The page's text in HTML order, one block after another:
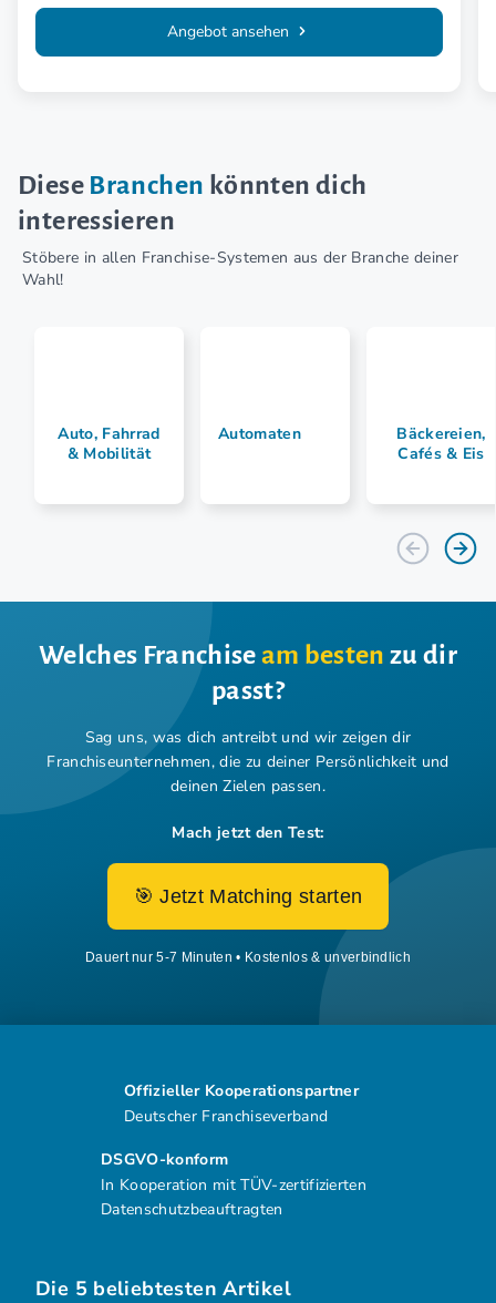
Angebot ansehen
Diese Branchen könnten dich
interessieren
Stöbere in allen Franchise-Systemen aus der Branche deiner
Wahl!
Auto, Fahrrad
& Mobilität
Automaten
Bäckereien,
Cafés & Eis
Welches Franchiseam besten zu dir
passt?
Sag uns, was dich antreibt und wir zeigen dir
Franchiseunternehmen, die zu deiner Persönlichkeit und
deinen Zielen passen.
Mach jetzt den Test:
🎯 Jetzt Matching starten
Dauert nur 5-7 Minuten • Kostenlos & unverbindlich
DSGVO-konform
In Kooperation mit TÜV-zertifizierten
Datenschutzbeauftragten
Offizieller Kooperationspartner
Deutscher Franchiseverband
Die 5 beliebtesten Artikel